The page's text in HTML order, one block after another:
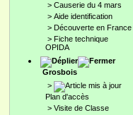
> Causerie du 4 mars
> Aide identification
> Découverte en France
> Fiche technique
OPIDA
Grosbois
>
Plan d'accès
> Visite de Classe